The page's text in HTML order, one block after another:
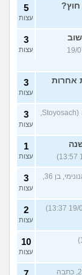
5
עצות
ב-19/07/26
3
עצות
אחרות 3
עצות
(Stoyosach,
3
עצות
1
עצות
(אנונימי, בן 36,
3
עצות
2
עצות
10
עצות
(נהגת לחוצה, בת 25, כתבה